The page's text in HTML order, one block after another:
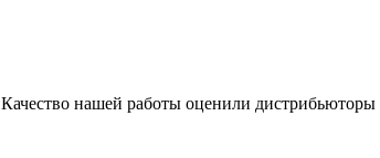
нашей работы оценили